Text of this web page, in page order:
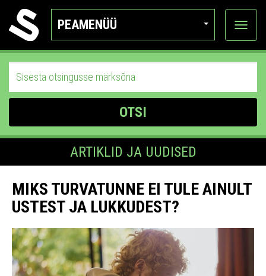
PEAMENÜÜ
Ava
OTSI
ARTIKLID JA UUDISED
MIKS TURVATUNNE EI TULE AINULT
USTEST JA LUKKUDEST?